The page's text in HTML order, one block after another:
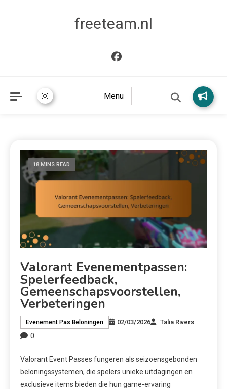
freeteam.nl
Menu
18 MINS READ
Valorant Evenementpassen:
Spelerfeedback,
Gemeenschapsvoorstellen,
Verbeteringen
Evenement Pas Beloningen 02/03/2026 Talia Rivers
0
Valorant Event Passes fungeren als seizoensgebonden
beloningssystemen, die spelers unieke uitdagingen en
exclusieve items bieden die hun game-ervaring